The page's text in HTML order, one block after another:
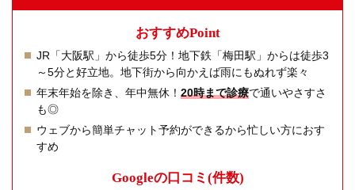
おすすめPoint
JR「大阪駅」から徒歩5分！地下鉄「梅田駅」からは徒歩3
～5分と好立地。地下街から向かえば雨にもぬれず楽々
年末年始を除き、年中無休！ 20時まで診療で通いやさすさ
も◎
ウェブから簡単チャット予約ができるから忙しい方におす
すめ
Googleの⼝コミ(件数)